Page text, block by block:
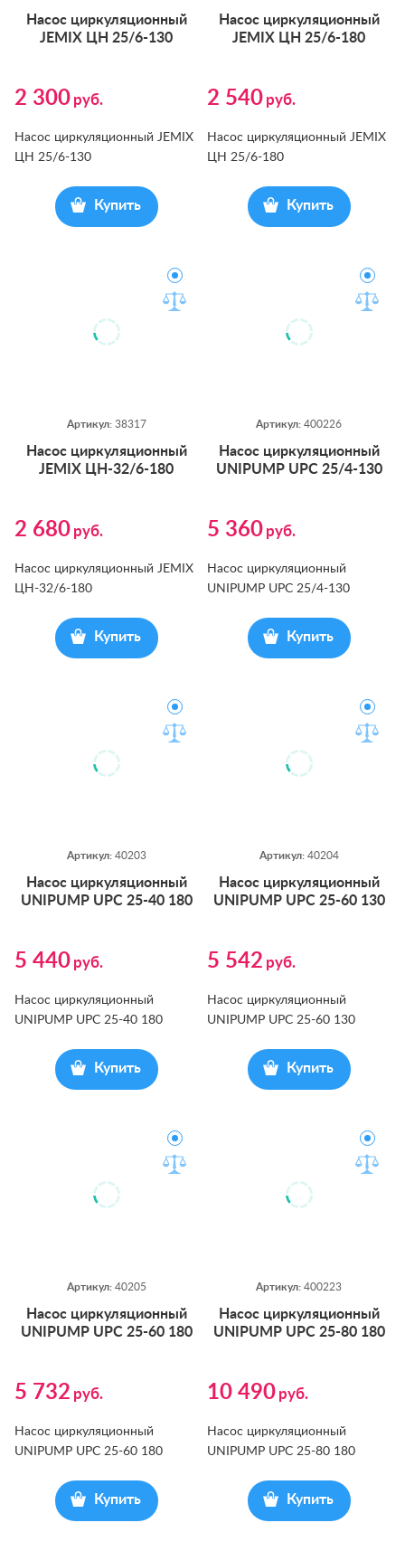
На­сос цир­ку­ляци­он­ный
JEMIX ЦН 25/6-130
2 300 руб.
Насос циркуляционный JEMIX
ЦН 25/6-130
Купить
На­сос цир­ку­ляци­он­ный
JEMIX ЦН 25/6-180
2 540 руб.
Насос циркуляционный JEMIX
ЦН 25/6-180
Купить
Артикул: 38317
На­сос цир­ку­ляци­он­ный
JEMIX ЦН-32/6-180
2 680 руб.
Насос циркуляционный JEMIX
ЦН-32/6-180
Купить
Артикул: 400226
На­сос цир­ку­ляци­он­ный
UNIPUMP UPC 25/4-130
5 360 руб.
Насос циркуляционный
UNIPUMP UPC 25/4-130
Купить
Артикул: 40203
На­сос цир­ку­ляци­он­ный
UNIPUMP UPC 25-40 180
5 440 руб.
Насос циркуляционный
UNIPUMP UPС 25-40 180
Купить
Артикул: 40204
На­сос цир­ку­ляци­он­ный
UNIPUMP UPС 25-60 130
5 542 руб.
Насос циркуляционный
UNIPUMP UPС 25-60 130
Купить
Артикул: 40205
На­сос цир­ку­ляци­он­ный
UNIPUMP UPС 25-60 180
5 732 руб.
Насос циркуляционный
UNIPUMP UPС 25-60 180
Купить
Артикул: 400223
На­сос цир­ку­ляци­он­ный
UNIPUMP UPС 25-80 180
10 490 руб.
Насос циркуляционный
UNIPUMP UPС 25-80 180
Купить